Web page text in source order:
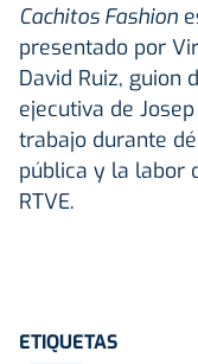
Cachitos Fashion
presentado por
David Ruiz, guion
ejecutiva de
trabajo durante
pública y la labor
RTVE.
ETIQUETAS